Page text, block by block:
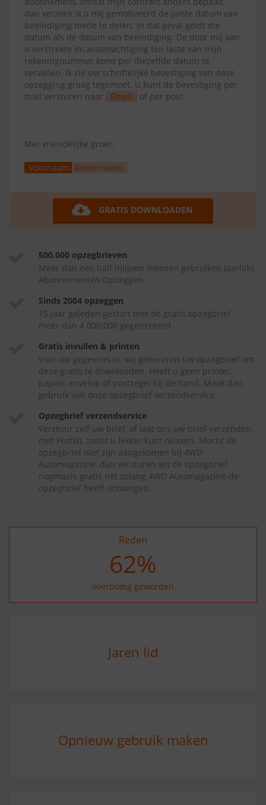
dan verzoek ik u mij gemotiveerd de juiste datum van
beëindiging mede te delen. In dat geval geldt die
datum als de datum van beëindiging. De door mij aan
u verstrekte incassomachtiging ten laste van mijn
rekeningnummer komt per diezelfde datum te
vervallen. Ik zie uw schriftelijke bevestiging van deze
opzegging graag tegemoet. U kunt de bevestiging per
mail versturen naar
Email of per post.
Met vriendelijke groet,
Voornaam Achternaam
GRATIS DOWNLOADEN
500.000 opzegbrieven
Meer dan een half miljoen mensen gebruiken jaarlijks
Abonnementen Opzeggen
Sinds 2004 opzeggen
15 jaar geleden gestart met de gratis opzegbrief -
meer dan 4.000.000 gegenereerd
Gratis invullen & printen
Voer uw gegevens in, wij genereren uw opzegbrief om
deze gratis te downloaden. Heeft u geen printer,
papier, envelop of postzegel bij de hand. Maak dan
gebruik van onze opzegbrief verzendservice.
Opzegbrief verzendservice
Verstuur zelf uw brief, of laat ons uw brief verzenden
met PostNL zodat u lekker kunt relaxen. Mocht de
opzegbrief niet zijn aangekomen bij 4WD
Automagazine, dan versturen wij de opzegbrief
nogmaals gratis net zolang 4WD Automagazine de
opzegbrief heeft ontvangen.
Reden
73%
overbodig geworden
Jaren lid
Opnieuw gebruik maken